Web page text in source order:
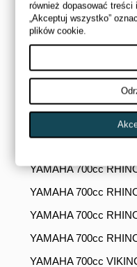
YAMAHA 700cc
YAMAHA 700cc
YAMAHA 700cc
YAMAHA 700cc
YAMAHA 700cc
YAMAHA 700cc
YAMAHA 700cc
YAMAHA 700cc
YAMAHA 700cc
YAMAHA 700cc
YAMAHA 700cc
również dopasować treści
„Akceptuj wszystko”
plików cookie.